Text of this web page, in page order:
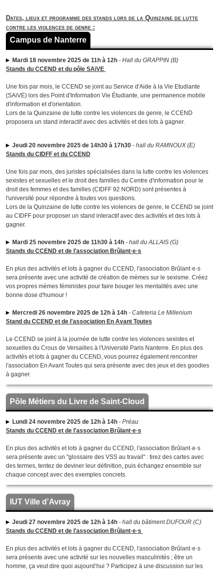
Dates, lieux et programme des stands lors de la Quinzaine de lutte
contre les violences de genre :
Campus de Nanterre
Mardi 18 novembre 2025 de 11h à 12h - Hall du GRAPPIN (B)
Stands du CCEND et du pôle SAiVE
Une fois par mois, le CCEND se joint au Service d'Aide à la Vie Etudiante
(SAiVE) lors des Point d'Information Vie Étudiante, une permanence mobile
d'information et d'orientation.
Lors de la Quinzaine de lutte contre les violences de genre, le CCEND
proposera un stand interactif avec des activités et des lots à gagner.
Jeudi 20 novembre 2025 de 14h30 à 17h30 - hall du RAMNOUX (E)
Stands du CIDFF et du CCEND
Une fois par mois, des juristes spécialisées dans la lutte contre les violences
sexistes et sexuelles et le droit des familles du Centre d'information pour le
droit des femmes et des familles (CIDFF 92 NORD) sont présentes à
l'université pour répondre à toutes vos questions.
Lors de la Quinzaine de lutte contre les violences de genre, le CCEND se joint
au CIDFF pour proposer un stand interactif avec des activités et des lots à
gagner.
Mardi 25 novembre 2025 de 11h30 à 14h - hall du ALLAIS (G)
Stands du CCEND et de l'association Brûlant·e·s
En plus des activités et lots à gagner du CCEND, l'association Brûlant·e·s
sera présente avec une activité de création de mèmes sur le sexisme. Créez
vos propres mèmes féministes pour faire bouger les mentalités avec une
bonne dose d'humour !
Mercredi 26 novembre 2025 de 12h à 14h- Cafeteria Le Millenium
Stand du CCEND et de l'association En Avant Toutes
Le CCEND se joint à la journée de lutte contre les violences sexistes et
sexuelles du Crous de Versailles à l'Université Paris Nanterre. En plus des
activités et lots à gagner du CCEND, vous pourrez également rencontrer
l'association En Avant Toutes qui sera présente avec des jeux et des goodies
à gagner.
Pôle Métiers du Livre de Saint-Cloud
Lundi 24 novembre 2025 de 12h à 14h - Préau
Stands du CCEND et de l'association Brûlant·e·s
En plus des activités et lots à gagner du CCEND, l'association Brûlant·e·s
sera présente avec un "glossaire des VSS au travail" : tirez des cartes avec
des termes, tentez de deviner leur définition, puis échangez ensemble sur
chaque concept avec des exemples concrets.
IUT Ville d'Avray
Jeudi 27 novembre 2025 de 12h à 14h - hall du bâtiment DUFOUR (C)
Stands du CCEND et de l'association Brûlant·e·s
En plus des activités et lots à gagner du CCEND, l'association Brûlant·e·s
sera présente avec une activité sur les nouvelles masculinités ; être un
homme, ça veut dire quoi aujourd’hui ? Participez à une discussion sur les